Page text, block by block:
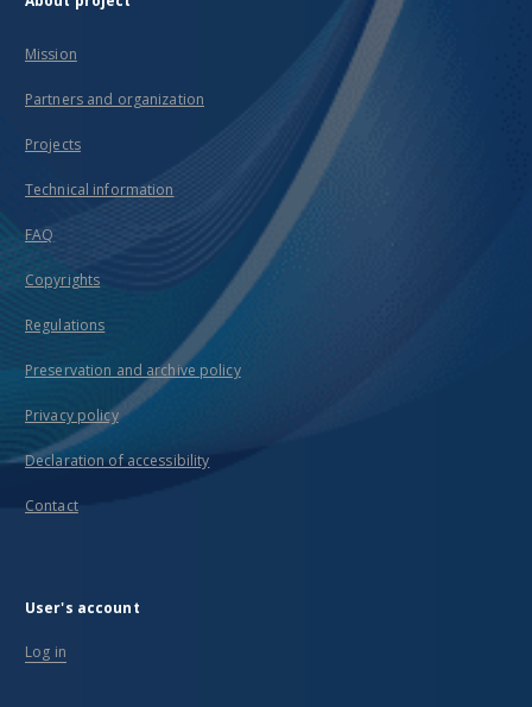
Mission
Partners and organization
Projects
Technical information
FAQ
Copyrights
Regulations
Preservation and archive policy
Privacy policy
Declaration of accessibility
Contact
User's account
Log in